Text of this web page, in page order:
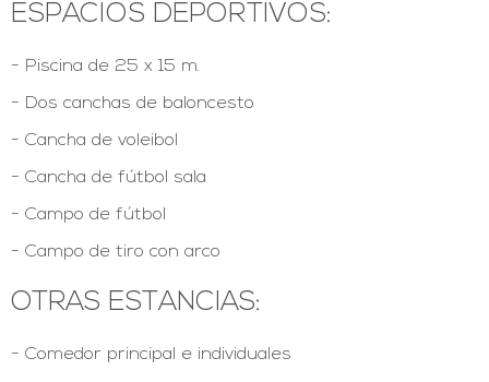
ESPACIOS DEPORTIVOS:
Piscina de 25 x 15 m.
Dos canchas de baloncesto
Cancha de voleibol
Cancha de fútbol sala
Campo de fútbol
Campo de tiro con arco
OTRAS ESTANCIAS:
Comedor principal e individuales